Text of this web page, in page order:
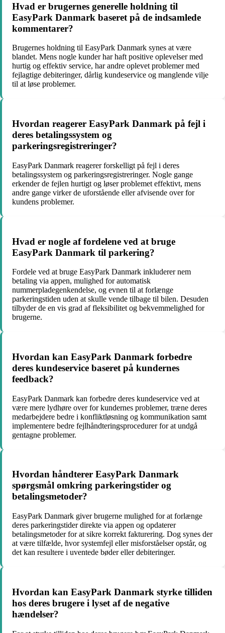
Hvad er brugernes generelle holdning til
EasyPark Danmark baseret på de indsamlede
kommentarer?
Brugernes holdning til EasyPark Danmark synes at være
blandet. Mens nogle kunder har haft positive oplevelser med
hurtig og effektiv service, har andre oplevet problemer med
fejlagtige debiteringer, dårlig kundeservice og manglende vilje
til at løse problemer.
Hvordan reagerer EasyPark Danmark på fejl i
deres betalingssystem og
parkeringsregistreringer?
EasyPark Danmark reagerer forskelligt på fejl i deres
betalingssystem og parkeringsregistreringer. Nogle gange
erkender de fejlen hurtigt og løser problemet effektivt, mens
andre gange virker de uforstående eller afvisende over for
kundens problemer.
Hvad er nogle af fordelene ved at bruge
EasyPark Danmark til parkering?
Fordele ved at bruge EasyPark Danmark inkluderer nem
betaling via appen, mulighed for automatisk
nummerpladegenkendelse, og evnen til at forlænge
parkeringstiden uden at skulle vende tilbage til bilen. Desuden
tilbyder de en vis grad af fleksibilitet og bekvemmelighed for
brugerne.
Hvordan kan EasyPark Danmark forbedre
deres kundeservice baseret på kundernes
feedback?
EasyPark Danmark kan forbedre deres kundeservice ved at
være mere lydhøre over for kundernes problemer, træne deres
medarbejdere bedre i konfliktløsning og kommunikation samt
implementere bedre fejlhåndteringsprocedurer for at undgå
gentagne problemer.
Hvordan håndterer EasyPark Danmark
spørgsmål omkring parkeringstider og
betalingsmetoder?
EasyPark Danmark giver brugerne mulighed for at forlænge
deres parkeringstider direkte via appen og opdaterer
betalingsmetoder for at sikre korrekt fakturering. Dog synes der
at være tilfælde, hvor systemfejl eller misforståelser opstår, og
det kan resultere i uventede bøder eller debiteringer.
Hvordan kan EasyPark Danmark styrke tilliden
hos deres brugere i lyset af de negative
hændelser?